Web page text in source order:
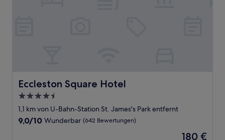
Eccleston Square Hotel
Eccleston Square Hotel
4.5-
Sterne-
Unterkunft
1,1 km von U-Bahn-Station St. James's Park entfernt
9.0
9,0/10 Wunderbar (642 Bewertungen)
Der
180 €